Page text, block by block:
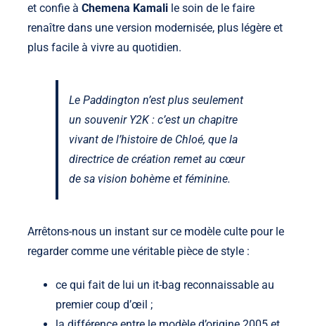
et confie à Chemena Kamalile soin de le faire
renaître dans une version modernisée, plus légère et
plus facile à vivre au quotidien.
Le Paddington n’est plus seulement
un souvenir Y2K : c’est un chapitre
vivant de l’histoire de Chloé, que la
directrice de création remet au cœur
de sa vision bohème et féminine.
Arrêtons-nous un instant sur ce modèle culte pour le
regarder comme une véritable pièce de style :
ce qui fait de lui un it-bag reconnaissable au
premier coup d’œil ;